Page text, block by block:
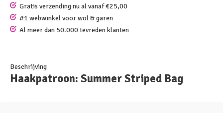
Gratis verzending nu al vanaf €25,00
#1 webwinkel voor wol & garen
Al meer dan 50.000 tevreden klanten
Beschrijving
Haakpatroon: Summer Striped Bag